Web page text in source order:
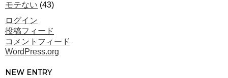
モテない (43)
ログイン
投稿フィード
コメントフィード
WordPress.org
NEW ENTRY